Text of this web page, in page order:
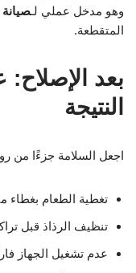
وهو مدخل عملي لـ
المتقطعة.
بعد
النتيجة
اجعل السلامة جزءًا من
تغطية الطعام بغطاء
تنظيف الرذاذ قبل
عدم تشغيل الجهاز